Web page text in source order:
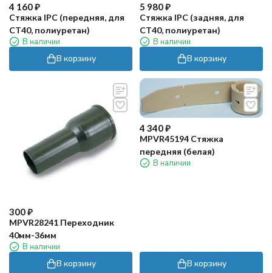
4 160₽
Стяжка IPC (передняя, для
CT40, полиуретан)
В наличии
В корзину
5 980₽
Стяжка IPC (задняя, для
CT40, полиуретан)
В наличии
В корзину
300₽
MPVR28241 Переходник
40мм-36мм
В наличии
В корзину
4 340₽
MPVR45194 Стяжка
передняя (белая)
В наличии
В корзину